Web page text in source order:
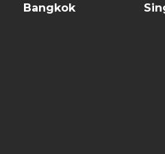
Bangkok